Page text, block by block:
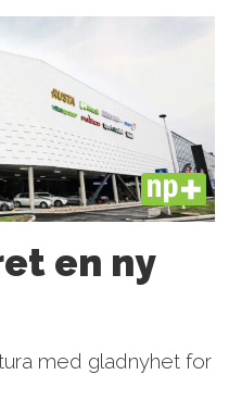
PLUS
en ny
med gladnyhet for